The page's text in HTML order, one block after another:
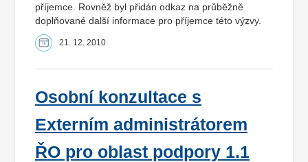
příjemce. Rovněž byl přidán odkaz na průběžně
doplňované další informace pro příjemce této výzvy.
21. 12. 2010
Osobní konzultace s
Externím administrátorem
ŘO pro oblast podpory 1.1